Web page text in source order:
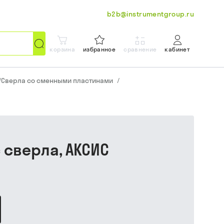
b2b@instrumentgroup.ru
корзина избранное сравнение кабинет
Сверла со сменными пластинами /
сверла, АКСИС